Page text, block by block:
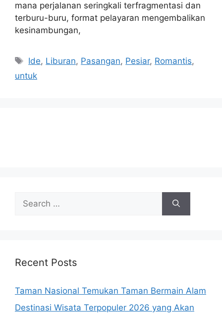
mana perjalanan seringkali terfragmentasi dan
terburu-buru, format pelayaran mengembalikan
kesinambungan,
Tags
Ide, Liburan, Pasangan, Pesiar, Romantis,
untuk
Search
for:
Recent Posts
Taman Nasional Temukan Taman Bermain Alam
Destinasi Wisata Terpopuler 2026 yang Akan